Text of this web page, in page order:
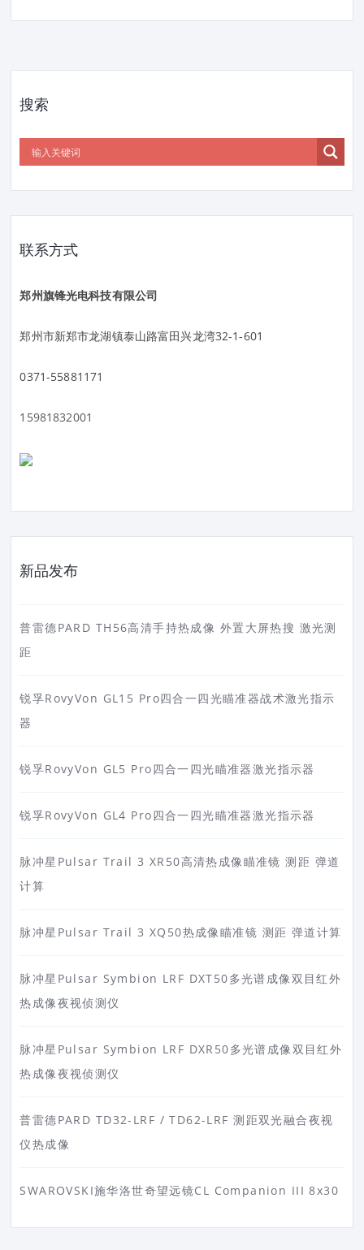
搜索
联系方式
郑州旗锋光电科技有限公司
郑州市新郑市龙湖镇泰山路富田兴龙湾32-1-601
0371-55881171
15981832001
新品发布
普雷德PARD TH56高清手持热成像 外置大屏热搜 激光测
距
锐孚RovyVon GL15 Pro四合一四光瞄准器战术激光指示
器
锐孚RovyVon GL5 Pro四合一四光瞄准器激光指示器
锐孚RovyVon GL4 Pro四合一四光瞄准器激光指示器
脉冲星Pulsar Trail 3 XR50高清热成像瞄准镜 测距 弹道
计算
脉冲星Pulsar Trail 3 XQ50热成像瞄准镜 测距 弹道计算
脉冲星Pulsar Symbion LRF DXT50多光谱成像双目红外
热成像夜视侦测仪
脉冲星Pulsar Symbion LRF DXR50多光谱成像双目红外
热成像夜视侦测仪
普雷德PARD TD32-LRF / TD62-LRF 测距双光融合夜视
仪热成像
SWAROVSKI施华洛世奇望远镜CL Companion III 8x30